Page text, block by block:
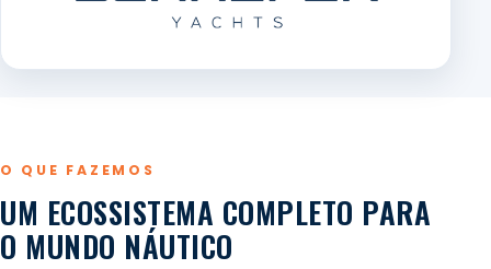
O QUE FAZEMOS
UM ECOSSISTEMA COMPLETO PARA
O MUNDO NÁUTICO